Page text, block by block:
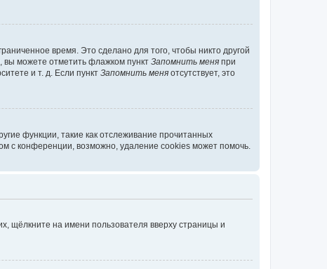
время. Это сделано для того, чтобы никто другой
вы можете отметить флажком пункт Запомнить меня при
и т. д. Если пункт Запомнить меня отсутствует, это
функции, такие как отслеживание прочитанных
с конференции, возможно, удаление cookies может помочь.
щёлкните на имени пользователя вверху страницы и